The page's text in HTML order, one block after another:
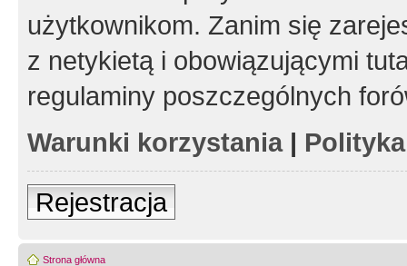
użytkownikom. Zanim się
z netykietą i obowiązującymi
regulaminy poszczególnych
Warunki korzystania|
Rejestracja
Strona główna